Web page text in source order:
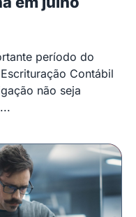
período do
Contábil
não seja